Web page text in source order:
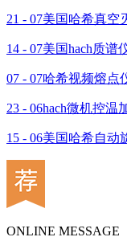
21 - 07美国哈希真空
14 - 07美国hach质谱
07 - 07哈希视频熔点
23 - 06hach微机控温
15 - 06美国哈希自动
ONLINE MESSAGE